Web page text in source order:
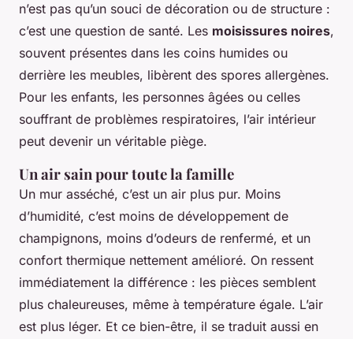
n’est pas qu’un souci de décoration ou de structure :
c’est une question de santé. Les moisissures noires,
souvent présentes dans les coins humides ou
derrière les meubles, libèrent des spores allergènes.
Pour les enfants, les personnes âgées ou celles
souffrant de problèmes respiratoires, l’air intérieur
peut devenir un véritable piège.
Un air sain pour toute la famille
Un mur asséché, c’est un air plus pur. Moins
d’humidité, c’est moins de développement de
champignons, moins d’odeurs de renfermé, et un
confort thermique nettement amélioré. On ressent
immédiatement la différence : les pièces semblent
plus chaleureuses, même à température égale. L’air
est plus léger. Et ce bien-être, il se traduit aussi en